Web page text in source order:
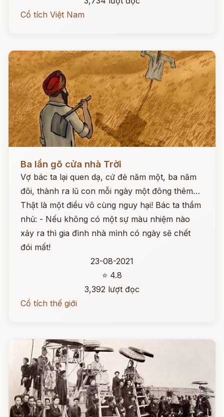
Cổ tích Việt Nam
Đọc ngay
Ba lần gõ cửa nhà Trời
Vợ bác ta lại quen dạ, cứ đẻ năm một, ba năm
đôi, thành ra lũ con mỗi ngày một đông thêm…
Thật là một điều vô cùng nguy hại! Bác ta thầm
nhủ: - Nếu không có một sự màu nhiệm nào
xảy ra thì gia đình nhà mình có ngày sẽ chết
đói mất!
23-08-2021
⭐ 4.8
3,392 lượt đọc
Cổ tích thế giới